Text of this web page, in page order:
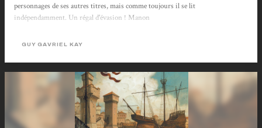
personnages de ses autres titres, mais comme toujours il se lit
indépendamment. Un régal d'évasion ! Manon
GUY GAVRIEL KAY